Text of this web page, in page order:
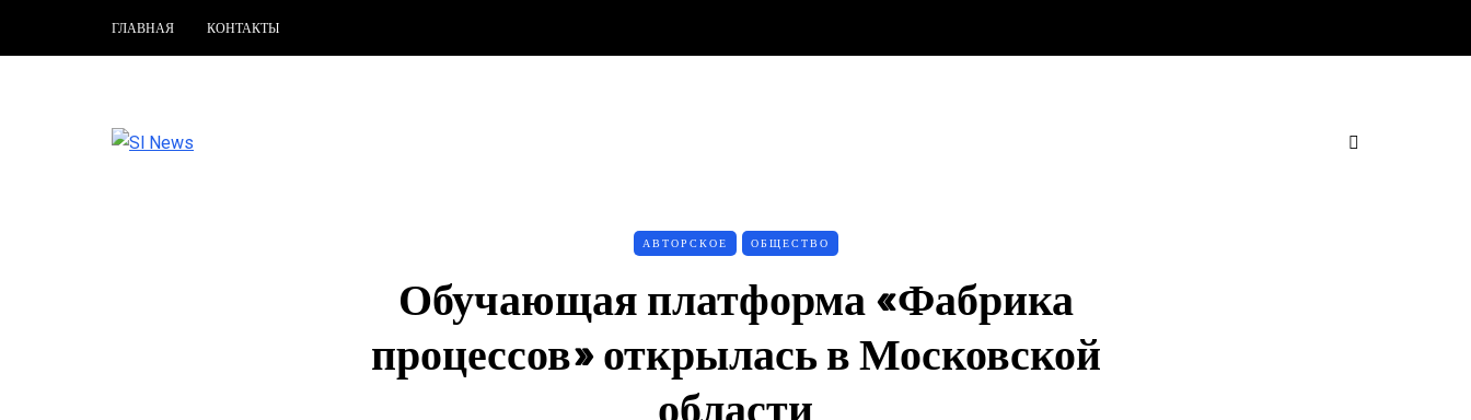
ГЛАВНАЯ КОНТАКТЫ
АВТОРСКОЕ ОБЩЕСТВО
Обучающая платформа «Фабрика
процессов» открылась в Московской
области